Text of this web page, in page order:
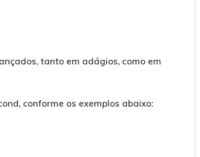
tanto em adágios, como em
conforme os exemplos abaixo: